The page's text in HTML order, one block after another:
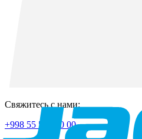
Свяжитесь с нами:
+998 55 518 50 00